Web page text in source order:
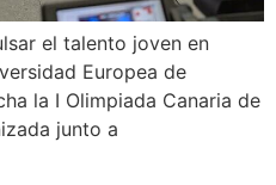
el talento joven en
Europea de
la I Olimpiada Canaria de
junto a